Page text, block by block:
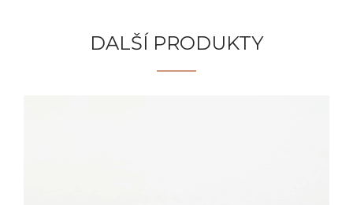
DALŠÍ PRODUKTY